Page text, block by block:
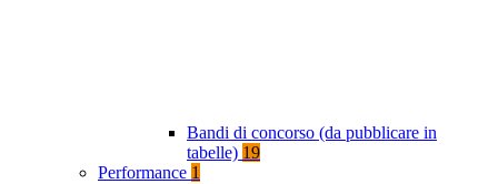
Bandi di concorso (da pubblicare in
tabelle) 19
Performance 1